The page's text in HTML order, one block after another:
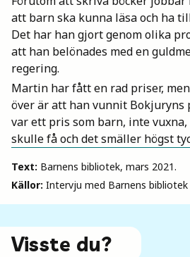
att barn ska kunna läsa och ha
Det har han gjort genom olika
att han belönades med en
regering.
Martin har fått en rad priser,
över är att han vunnit Bokjuryns
var ett pris som barn, inte vuxna,
skulle få och det smäller högst
Text: Barnens bibliotek, mars 2021.
Källor: Intervju med Barnens bibliotek
Visste du?